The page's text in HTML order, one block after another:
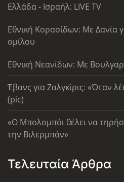
Ελλάδα - Ισραήλ: LIVE TV
Εθνική Κορασίδων: Με Δανία
ομίλου
Εθνική Νεανίδων: Με
Έβανς για Ζαλγκίρις: «Όταν
(pic)
«Ο Μπολομπόι θέλει να
την Βιλερμπάν»
Τελευταία Άρθρα